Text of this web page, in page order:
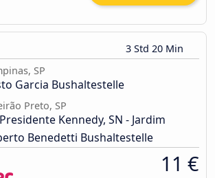
3 Std 20 Min
SP
Garcia Bushaltestelle
Preto, SP
Kennedy, SN - Jardim
Benedetti Bushaltestelle
11 €